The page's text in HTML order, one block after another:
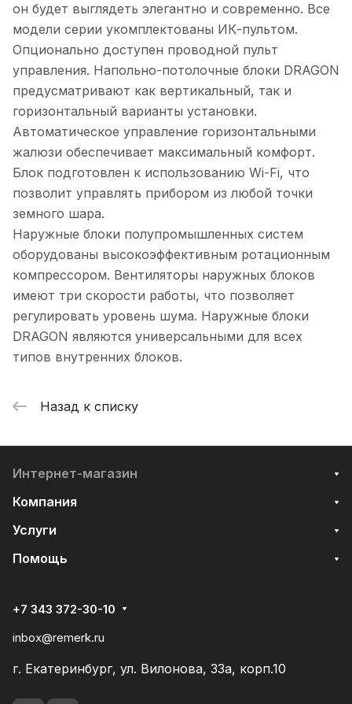
он будет выглядеть элегантно и современно. Все
модели серии укомплектованы ИК-пультом.
Опционально доступен проводной пульт
управления. Напольно-потолочные блоки DRAGON
предусматривают как вертикальный, так и
горизонтальный варианты установки.
Автоматическое управление горизонтальными
жалюзи обеспечивает максимальный комфорт.
Блок подготовлен к использованию Wi-Fi, что
позволит управлять прибором из любой точки
земного шара.
Наружные блоки полупромышленных систем
оборудованы высокоэффективным ротационным
компрессором. Вентиляторы наружных блоков
имеют три скорости работы, что позволяет
регулировать уровень шума. Наружные блоки
DRAGON являются универсальными для всех
типов внутренних блоков.
Назад к списку
Интернет-магазин
Компания
Услуги
Помощь
+7 343 372-30-10
inbox@remerk.ru
г. Екатеринбург, ул. Вилонова, 33а, корп.10